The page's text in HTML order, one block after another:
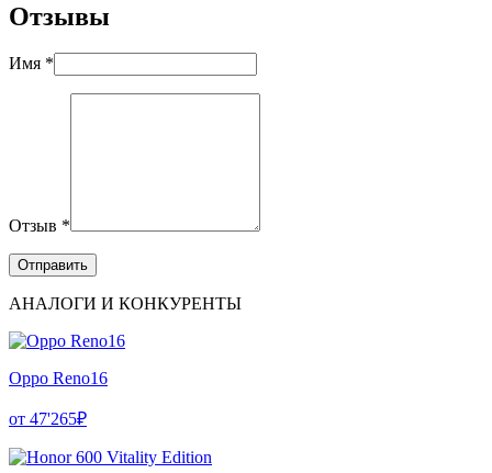
Отзывы
Имя *
Отзыв *
АНАЛОГИ И КОНКУРЕНТЫ
Oppo Reno16
от 47'265₽